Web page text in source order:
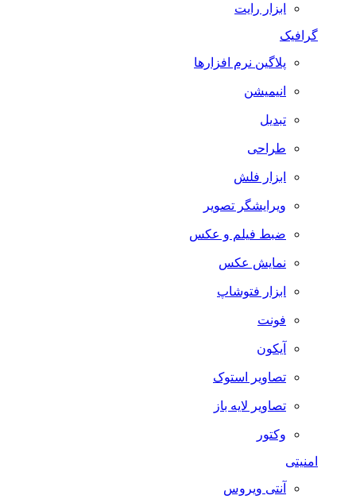
ابزار رایت
گرافیک
پلاگین نرم افزارها
انیمیشن
تبدیل
طراحی
ابزار فلش
ویرایشگر تصویر
ضبط فيلم و عكس
نمایش عکس
ابزار فتوشاپ
فونت
آیکون
تصاویر استوک
تصاویر لایه باز
وکتور
امنیتی
آنتی ویروس